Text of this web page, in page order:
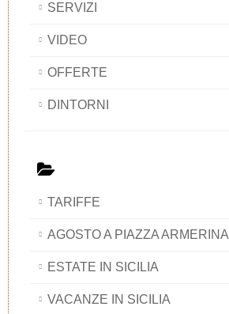
SERVIZI
VIDEO
OFFERTE
DINTORNI
TARIFFE
AGOSTO A PIAZZA ARMERINA
ESTATE IN SICILIA
VACANZE IN SICILIA